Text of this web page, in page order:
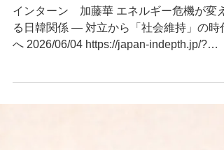
インターン 加藤華 エネルギー危機が変え
る日韓関係 ― 対立から「社会維持」の時
へ 2026/06/04 https://japan-indepth.jp/?